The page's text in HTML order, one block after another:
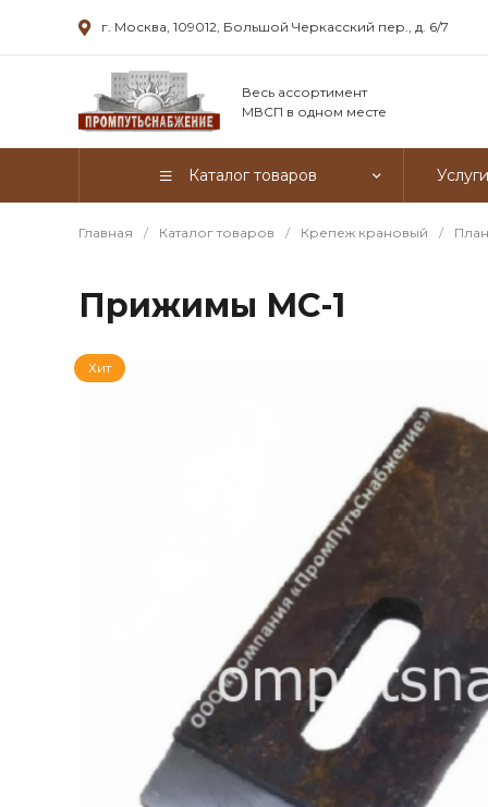
г. Москва, 109012, Большой Черкасский пер., д. 6/7
Весь ассортимент
МВСП в одном месте
Каталог товаров Услуги
Главная / Каталог товаров / Крепеж крановый /
Прижимы МС-1
Хит